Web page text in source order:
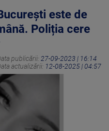
este de
Poliția cere
publicării: 27-09-2023 | 16:14
actualizării: 12-08-2025 | 04:57